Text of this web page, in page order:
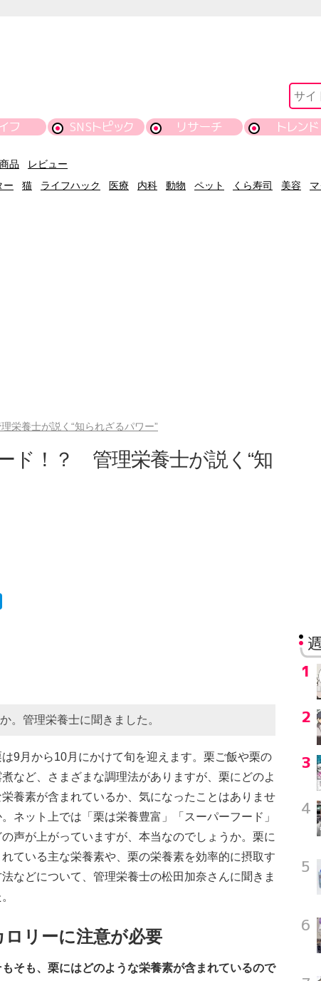
フ SNSトピック リサーチ トレンド
品
レビュー
ー 猫 ライフハック 医療 内科 動物 ペット くら寿司 美容
栄養士が説く“知られざるパワー”
ド！？ 管理栄養士が説く“知
。管理栄養士に聞きました。
9月から10月にかけて旬を迎えます。栗ご飯や栗の
など、さまざまな調理法がありますが、栗にどのよ
栄養素が含まれているか、気になったことはありませ
。ネット上では「栗は栄養豊富」「スーパーフード」
の声が上がっていますが、本当なのでしょうか。栗に
ている主な栄養素や、栗の栄養素を効率的に摂取す
法などについて、管理栄養士の松田加奈さんに聞きま
ロリーに注意が必要
もそも、栗にはどのような栄養素が含まれているので